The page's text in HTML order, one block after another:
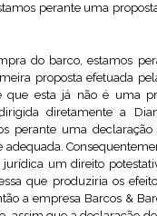
perante uma
do barco, estamos
proposta efetuada
que esta já não é uma
diretamente a
perante uma declaração
um direito
que produziria os
a empresa Barcos &